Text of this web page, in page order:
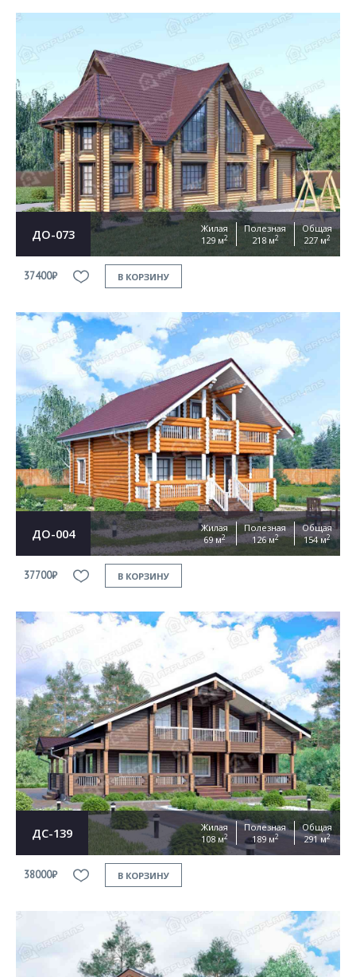
ДО-073
Жилая
129 м2
Полезная
218 м2
Общая
227 м2
37400₽ В КОРЗИНУ
ДО-004
Жилая
69 м2
Полезная
126 м2
Общая
154 м2
37700₽ В КОРЗИНУ
ДС-139
Жилая
108 м2
Полезная
189 м2
Общая
291 м2
38000₽ В КОРЗИНУ